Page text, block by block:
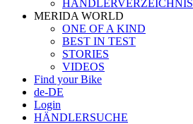
HÄNDLERVERZEICHNIS
MERIDA WORLD
ONE OF A KIND
BEST IN TEST
STORIES
VIDEOS
Find your Bike
de-DE
Login
HÄNDLERSUCHE